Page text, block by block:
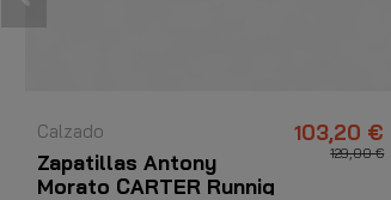
Calzado
Zapatillas Antony
Morato CARTER Runnig
103,20 €
129,00 €